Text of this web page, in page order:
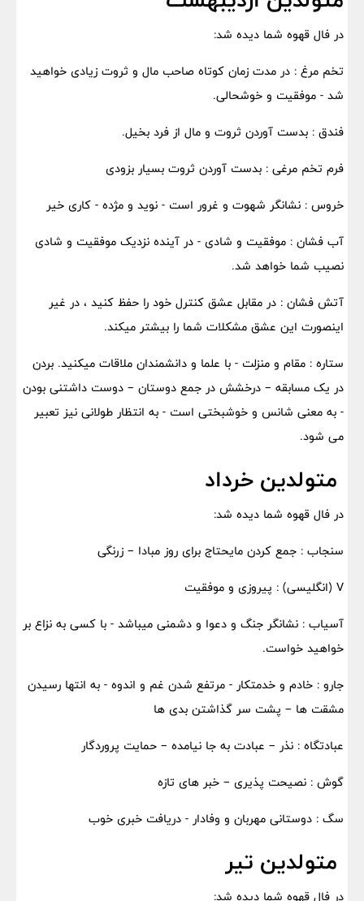
در فال قهوه شما دیده شد:
تخم مرغ : در مدت زمان کوتاه صاحب مال و ثروت زیادی خواهید
شد - موفقیت و خوشحالی.
فندق : بدست آوردن ثروت و مال از فرد بخیل.
فرم تخم مرغی : بدست آوردن ثروت بسیار بزودی
خروس : نشانگر شهوت و غرور است - نوید و مژده - کاری خیر
آب فشان : موفقیت و شادی - در آینده نزدیک موفقیت و شادی
نصیب شما خواهد شد.
آتش فشان : در مقابل عشق کنترل خود را حفظ کنید ، در غیر
اینصورت این عشق مشکلات شما را بیشتر میکند.
ستاره : مقام و منزلت - با علما و دانشمندان ملاقات میکنید. بردن
در یک مسابقه – درخشش در جمع دوستان – دوست داشتنی بودن
- به معنی شانس و خوشبختی است - به انتظار طولانی نیز تعبیر
می شود.
متولدین خرداد
در فال قهوه شما دیده شد:
سنجاب : جمع کردن مایحتاج برای روز مبادا – زرنگی
V (انگلیسی) : پیروزی و موفقیت
آسیاب : نشانگر جنگ و دعوا و دشمنی میباشد - با کسی به نزاع بر
خواهید خواست.
جارو : خادم و خدمتکار - مرتفع شدن غم و اندوه - به انتها رسیدن
مشقت ها – پشت سر گذاشتن بدی ها
عبادتگاه : نذر – عبادت به جا نیامده – حمایت پروردگار
گوش : نصیحت پذیری – خبر های تازه
سگ : دوستانی مهربان و وفادار - دریافت خبری خوب
متولدین تیر
در فال قهوه شما دیده شد: